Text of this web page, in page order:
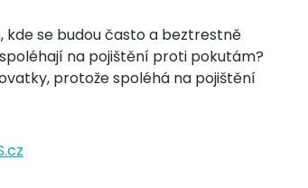
se budou často a beztrestně
na pojištění proti pokutám?
protože spoléhá na pojištění